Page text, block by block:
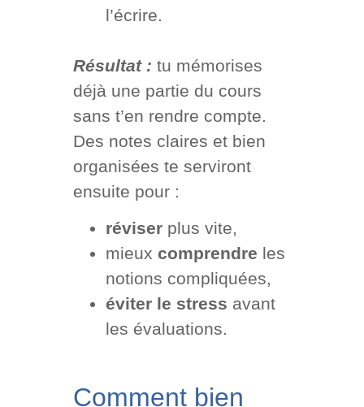
l’écrire.
Résultat : tu mémorises
déjà une partie du cours
sans t’en rendre compte.
Des notes claires et bien
organisées te serviront
ensuite pour :
réviserplus vite,
mieux comprendre les
notions compliquées,
éviter le stress avant
les évaluations.
Comment bien